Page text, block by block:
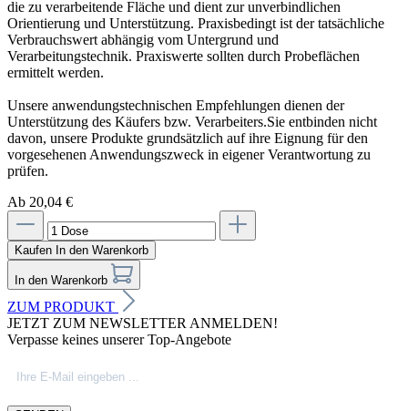
die zu verarbeitende Fläche und dient zur unverbindlichen
Orientierung und Unterstützung. Praxisbedingt ist der tatsächliche
Verbrauchswert abhängig vom Untergrund und
Verarbeitungstechnik. Praxiswerte sollten durch Probeflächen
ermittelt werden.
Unsere anwendungstechnischen Empfehlungen dienen der
Unterstützung des Käufers bzw. Verarbeiters.Sie entbinden nicht
davon, unsere Produkte grundsätzlich auf ihre Eignung für den
vorgesehenen Anwendungszweck in eigener Verantwortung zu
prüfen.
Ab 20,04 €
Kaufen In den Warenkorb
In den Warenkorb
ZUM PRODUKT
JETZT ZUM NEWSLETTER ANMELDEN!
Verpasse keines unserer Top-Angebote